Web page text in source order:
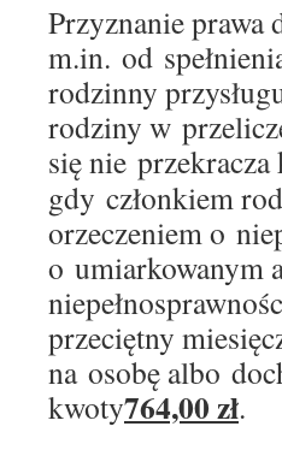
Przyznanie prawa
m.in. od
rodzinny
rodziny w
się nie
gdy członkiem
orzeczeniem o
o umiarkowanym
przeciętny
na osobę albo
kwoty764,00 zł.